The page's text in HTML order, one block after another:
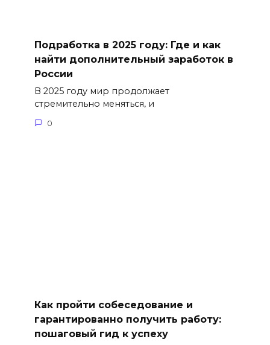
Подработка в 2025 году: Где и как
найти дополнительный заработок в
России
В 2025 году мир продолжает
стремительно меняться, и
0
Как пройти собеседование и
гарантированно получить работу:
пошаговый гид к успеху